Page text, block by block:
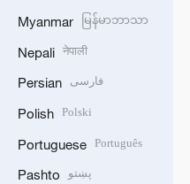
Myanmar မြန်မာဘာသာ
Nepali नेपाली
Persian فارسی
Polish Polski
Portuguese Português
Pashto پښتو